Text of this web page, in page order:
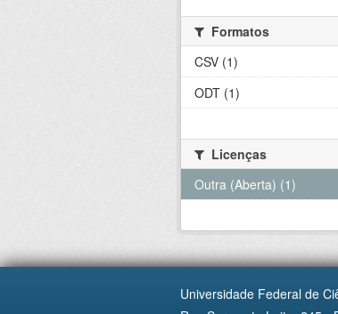
Formatos
CSV (1)
ODT (1)
Licenças
Outra (Aberta) (1)
Universidade Federal de